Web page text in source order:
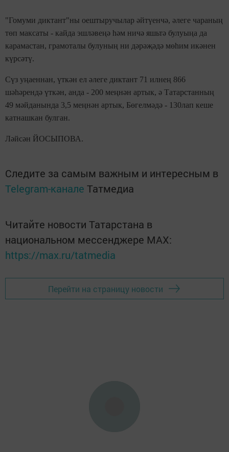
"Гомуми диктант"ны оештыручылар әйтүенчә, әлеге чараның
төп максаты - кайда эшләвеңә һәм ничә яшьтә булуыңа да
карамастан, грамоталы булуның ни дәрәҗәдә мөһим икәнен
күрсәтү.
Сүз уңаеннан, үткән ел әлеге диктант 71 илнең 866
шәһәрендә үткән, анда - 200 меңнән артык, ә Татарстанның
49 мәйданында 3,5 меңнән артык, Бөгелмәдә - 130лап кеше
катнашкан булган.
Ләйсән ЙОСЫПОВА.
Следите за самым важным и интересным в
Telegram-канале Татмедиа
Читайте новости Татарстана в
национальном мессенджере MАХ:
https://max.ru/tatmedia
Перейти на страницу новости